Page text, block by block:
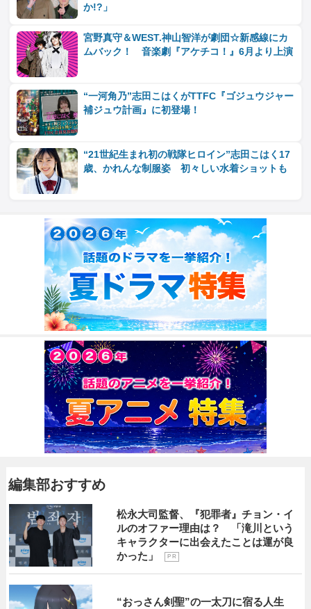
か!?」
宮野真守＆WEST.神山智洋が劇団☆新感線にカ
ムバック！ 音楽劇『アケチコ！』6月より上演
“一河角乃”志田こはくがTTFC『ゴジュウジャー
補ジュウ計画』に初登場！
“21世紀生まれ初の戦隊ヒロイン”志田こはく17
歳、かれんな制服姿 初々しい水着ショットも
編集部おすすめ
松永大司監督、『犯罪者』チョン・イ
ルのオファー理由は？ 「滝川という
キャラクターに出会えたことは運が良
かった」
P R
“おっさん剣聖”の一太刀に宿る人生